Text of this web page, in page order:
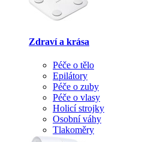
Zdraví a krása
Péče o tělo
Epilátory
Péče o zuby
Péče o vlasy
Holicí strojky
Osobní váhy
Tlakoměry